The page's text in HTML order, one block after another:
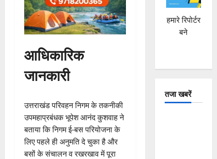
आधिकारिक
जानकारी
उत्तराखंड परिवहन निगम के तकनीकी
उपमहाप्रबंधक भूपेश आनंद कुशवाह ने
बताया कि निगम ई-बस परियोजना के
लिए पहले ही अनुमति दे चुका है और
बसों के संचालन व रखरखाव में पूरा
हमारे रिपोर्टर
बने
तजा खबरें